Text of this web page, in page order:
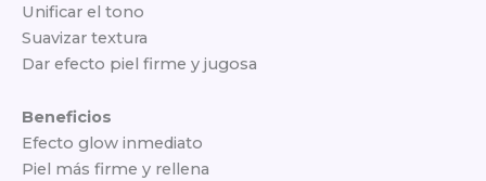
Unificar el tono
Suavizar textura
Dar efecto piel firme y jugosa
Beneficios
Efecto glow inmediato
Piel más firme y rellena